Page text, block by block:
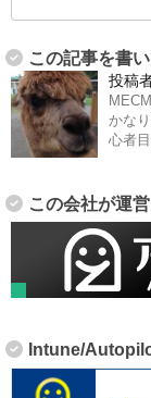
この記事を書
投稿
かな
心者
この会社が運
Intune/